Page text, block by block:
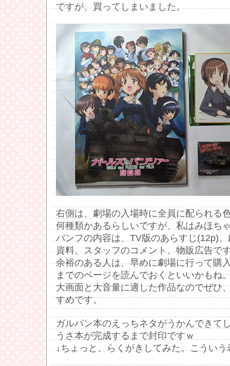
ですが、買ってしまいました。
右側は、劇場の入場時に全員に配られる
何種類かあるらしいですが、私はみほち
バンフの内容は、TV版のあらすじ(12p)
資料、スタッフのコメント、物販広告で
余裕のある人は、早めに劇場に行って購
までのページを読んでおくといいかもね
大画面と大音量に適した作品なのでぜひ
すめです。
ガルパン本のえっちネタがうかんできて
うさ本が完成するまで封印ですｗ
↓ちょっと、らくがきしてみた。こうい